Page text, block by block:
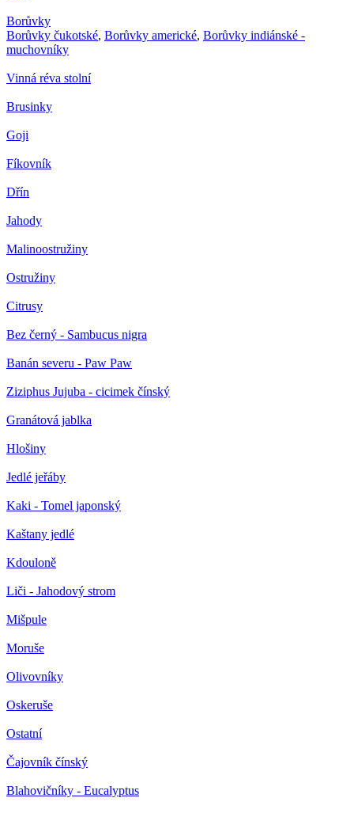
Borůvky
Borůvky čukotské, Borůvky americké, Borůvky indiánské -
muchovníky
Vinná réva stolní
Brusinky
Goji
Fíkovník
Dřín
Jahody
Malinoostružiny
Ostružiny
Citrusy
Bez černý - Sambucus nigra
Banán severu - Paw Paw
Ziziphus Jujuba - cicimek čínský
Granátová jablka
Hlošiny
Jedlé jeřáby
Kaki - Tomel japonský
Kaštany jedlé
Kdouloně
Liči - Jahodový strom
Mišpule
Moruše
Olivovníky
Oskeruše
Ostatní
Čajovník čínský
Blahovičníky - Eucalyptus